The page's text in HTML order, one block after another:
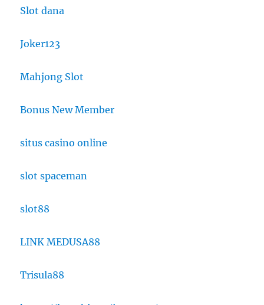
Slot dana
Joker123
Mahjong Slot
Bonus New Member
situs casino online
slot spaceman
slot88
LINK MEDUSA88
Trisula88